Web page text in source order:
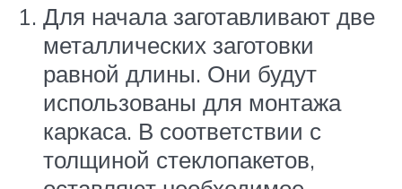
Для начала заготавливают две
металлических заготовки
равной длины. Они будут
использованы для монтажа
каркаса. В соответствии с
толщиной стеклопакетов,